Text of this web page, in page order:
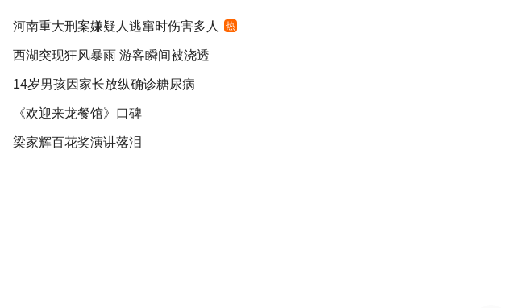
河南重大刑案嫌疑人逃窜时伤害多人 热
西湖突现狂风暴雨 游客瞬间被浇透
14岁男孩因家长放纵确诊糖尿病
《欢迎来龙餐馆》口碑
梁家辉百花奖演讲落泪